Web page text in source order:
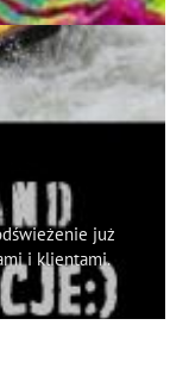
już
i klientami.